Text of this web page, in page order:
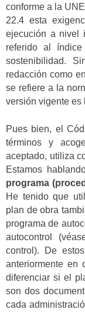
conforme a la
22.4 esta
ejecución a nivel
referido al
sostenibilidad.
redacción como
se refiere a la
versión vigente es
Pues bien, el
términos y
aceptado, utiliza
Estamos
programa
He tenido que
plan de obra
programa de
autocontrol
control). De
anteriormente en
diferenciar si el
son dos
cada